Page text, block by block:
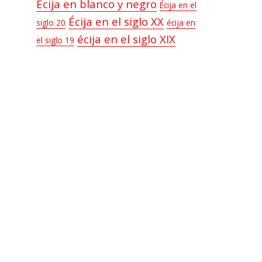
Écija en blanco y negro Écija en el
siglo 20 Écija en el siglo XX écija en
el siglo 19 écija en el siglo XIX